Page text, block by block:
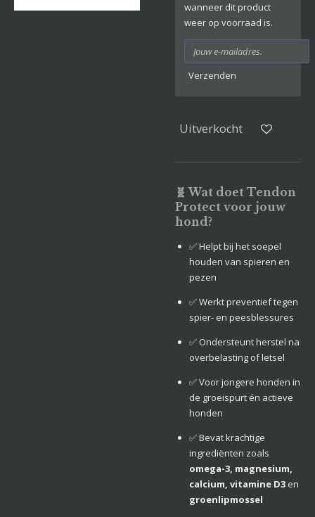
wanneer dit product
weer op voorraad is.
Verzenden
Uitverkocht
🧬 Wat doet Tendon
Protect voor jouw
hond?
✅ Helpt bij het soepel
houden van spieren en
pezen
✅ Werkt preventief tegen
spier- en peesblessures
✅ Ondersteunt herstel na
overbelasting of letsel
✅ Voor jongere honden in
de groeispurt én actieve
honden
✅ Bevat krachtige
ingrediënten zoals
omega-3, magnesium,
calcium, vitamine D3en
groenlipmossel